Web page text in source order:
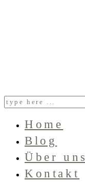
Home
Blog
Über uns
Kontakt